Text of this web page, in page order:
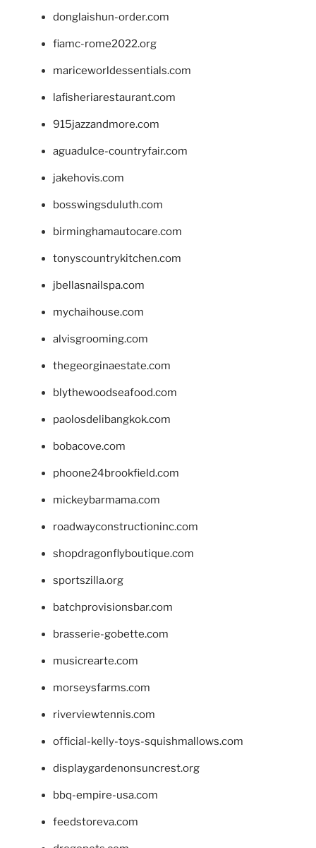
donglaishun-order.com
fiamc-rome2022.org
mariceworldessentials.com
lafisheriarestaurant.com
915jazzandmore.com
aguadulce-countryfair.com
jakehovis.com
bosswingsduluth.com
birminghamautocare.com
tonyscountrykitchen.com
jbellasnailspa.com
mychaihouse.com
alvisgrooming.com
thegeorginaestate.com
blythewoodseafood.com
paolosdelibangkok.com
bobacove.com
phoone24brookfield.com
mickeybarmama.com
roadwayconstructioninc.com
shopdragonflyboutique.com
sportszilla.org
batchprovisionsbar.com
brasserie-gobette.com
musicrearte.com
morseysfarms.com
riverviewtennis.com
official-kelly-toys-squishmallows.com
displaygardenonsuncrest.org
bbq-empire-usa.com
feedstoreva.com